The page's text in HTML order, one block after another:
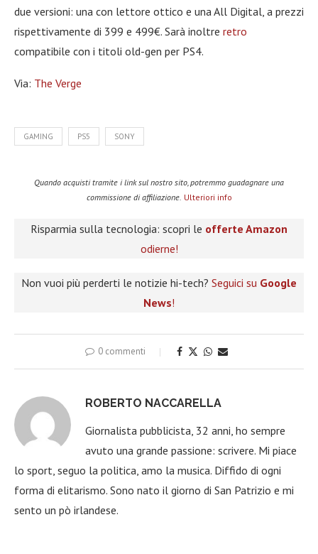
due versioni: una con lettore ottico e una All Digital, a prezzi
rispettivamente di 399 e 499€. Sarà inoltre retro
compatibile con i titoli old-gen per PS4.
Via: The Verge
GAMING PS5 SONY
Quando acquisti tramite i link sul nostro sito, potremmo guadagnare una
commissione di affiliazione. Ulteriori info
Risparmia sulla tecnologia: scopri le offerte Amazon
odierne!
Non vuoi più perderti le notizie hi-tech? Seguici su Google
News!
0 commenti
ROBERTO NACCARELLA
Giornalista pubblicista, 32 anni, ho sempre
avuto una grande passione: scrivere. Mi piace
lo sport, seguo la politica, amo la musica. Diffido di ogni
forma di elitarismo. Sono nato il giorno di San Patrizio e mi
sento un pò irlandese.